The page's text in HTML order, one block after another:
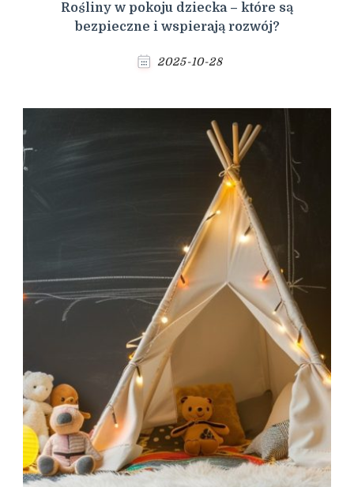
Rośliny w pokoju dziecka – które są
bezpieczne i wspierają rozwój?
2025-10-28